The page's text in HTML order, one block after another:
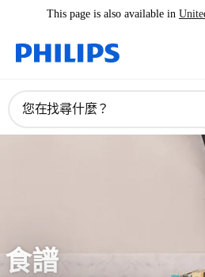
This page is also available in
您在找尋什麼？
食譜